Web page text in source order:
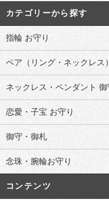
カテゴリーから探す
指輪 お守り
ペア（リング・ネックレス）
ネックレス・ペンダント 御
恋愛・子宝 お守り
御守・御札
念珠・腕輪お守り
コンテンツ